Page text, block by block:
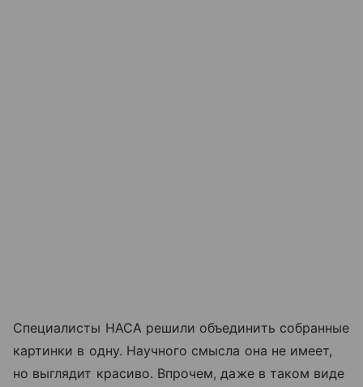
Специалисты НАСА решили объединить собранные
картинки в одну. Научного смысла она не имеет,
но выглядит красиво. Впрочем, даже в таком виде